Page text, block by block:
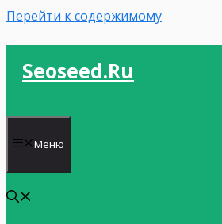
Перейти к содержимому
Seoseed.ru
Меню